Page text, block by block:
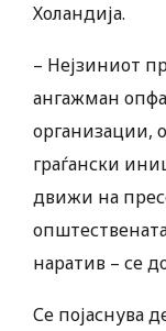
Холандија.
– Нејзиниот
ангажман
организации,
граѓански
движи на
наратив – се
Се појаснува